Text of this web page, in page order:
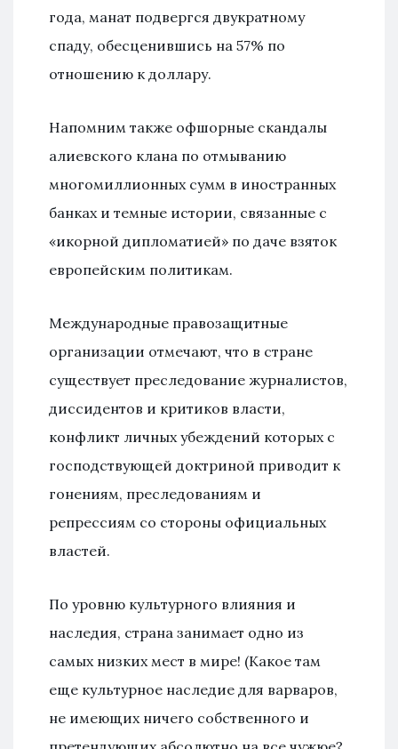
года, манат подвергся двукратному
спаду, обесценившись на 57% по
отношению к доллару.
Напомним также офшорные скандалы
алиевского клана по отмыванию
многомиллионных сумм в иностранных
банках и темные истории, связанные с
«икорной дипломатией» по даче взяток
европейским политикам.
Международные правозащитные
организации отмечают, что в стране
существует преследование журналистов,
диссидентов и критиков власти,
конфликт личных убеждений которых с
господствующей доктриной приводит к
гонениям, преследованиям и
репрессиям со стороны официальных
властей.
По уровню культурного влияния и
наследия, страна занимает одно из
самых низких мест в мире! (Какое там
еще культурное наследие для варваров,
не имеющих ничего собственного и